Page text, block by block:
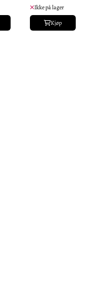
Ikke på lager
Kjøp